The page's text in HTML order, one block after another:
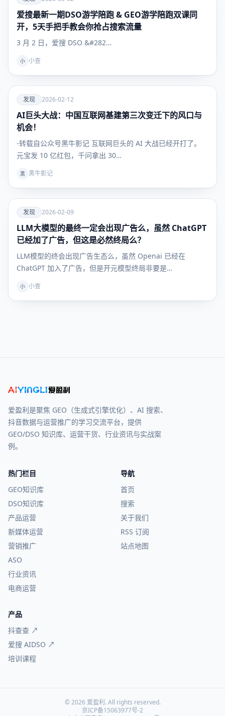
发现
爱搜最新一期DSO游学陪跑 & GEO游学陪跑双课同
开，5天手把手教会你抢占搜索流量
3 月 2 日，爱搜 DSO &#282…
小 小查
爱
发现
发现 2026-02-12
AI巨头大战：中国互联网基建第三次变迁下的风口与
机会！
-转载自公众号黑牛影记 互联网巨头的 AI 大战已经开打了。
元宝发 10 亿红包，千问拿出 30…
黑 黑牛影记
爱
发现
发现 2026-02-09
LLM大模型的最终一定会出现广告么，虽然 ChatGPT
已经加了广告，但这是必然终局么？
LLM模型的终会出现广告生态么，虽然 Openai 已经在
ChatGPT 加入了广告，但是开元模型终局非要是…
小 小查
爱盈利是聚焦 GEO（生成式引擎优化）、AI 搜索、
抖音数据与运营推广的学习交流平台，提供
GEO/DSO 知识库、运营干货、行业资讯与实战案
例。
热门栏目
GEO知识库
DSO知识库
产品运营
新媒体运营
营销推广
ASO
行业资讯
电商运营
导航
首页
搜索
关于我们
RSS 订阅
站点地图
产品
抖查查 ↗
爱搜 AIDSO ↗
培训课程
© 2026 爱盈利. All rights reserved.
京ICP备15063977号-2